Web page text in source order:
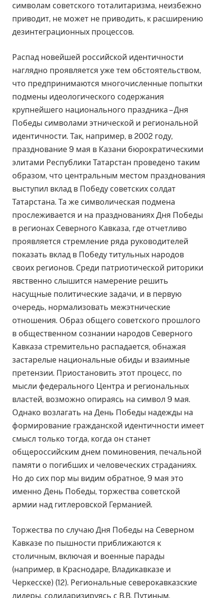
символам советского тоталитаризма, неизбежно
приводит, не может не приводить, к расширению
дезинтеграционных процессов.
Распад новейшей российской идентичности
наглядно проявляется уже тем обстоятельством,
что предпринимаются многочисленные попытки
подмены идеологического содержания
крупнейшего национального праздника – Дня
Победы символами этнической и региональной
идентичности. Так, например, в 2002 году,
празднование 9 мая в Казани бюрократическими
элитами Республики Татарстан проведено таким
образом, что центральным местом празднования
выступил вклад в Победу советских солдат
Татарстана. Та же символическая подмена
прослеживается и на празднованиях Дня Победы
в регионах Северного Кавказа, где отчетливо
проявляется стремление ряда руководителей
показать вклад в Победу титульных народов
своих регионов. Среди патриотической риторики
явственно слышится намерение решить
насущные политические задачи, и в первую
очередь, нормализовать межэтнические
отношения. Образ общего советского прошлого
в общественном сознании народов Северного
Кавказа стремительно распадается, обнажая
застарелые национальные обиды и взаимные
претензии. Приостановить этот процесс, по
мысли федерального Центра и региональных
властей, возможно опираясь на символ 9 мая.
Однако возлагать на День Победы надежды на
формирование гражданской идентичности имеет
смысл только тогда, когда он станет
общероссийским днем поминовения, печальной
памяти о погибших и человеческих страданиях.
Но до сих пор мы видим обратное, 9 мая это
именно День Победы, торжества советской
армии над гитлеровской Германией.
Торжества по случаю Дня Победы на Северном
Кавказе по пышности приближаются к
столичным, включая и военные парады
(например, в Краснодаре, Владикавказе и
Черкесске) (12). Региональные северокавказские
лидеры, солидаризируясь с В.В. Путиным,